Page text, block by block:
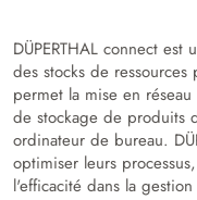
DÜPERTHAL connect
des stocks de
permet la mise en
de stockage de produits
ordinateur de bureau.
optimiser leurs
l'efficacité dans la